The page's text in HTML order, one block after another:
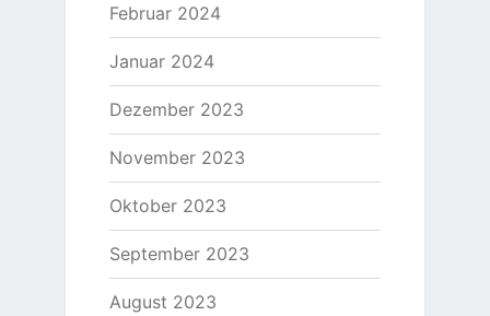
Februar 2024
Januar 2024
Dezember 2023
November 2023
Oktober 2023
September 2023
August 2023